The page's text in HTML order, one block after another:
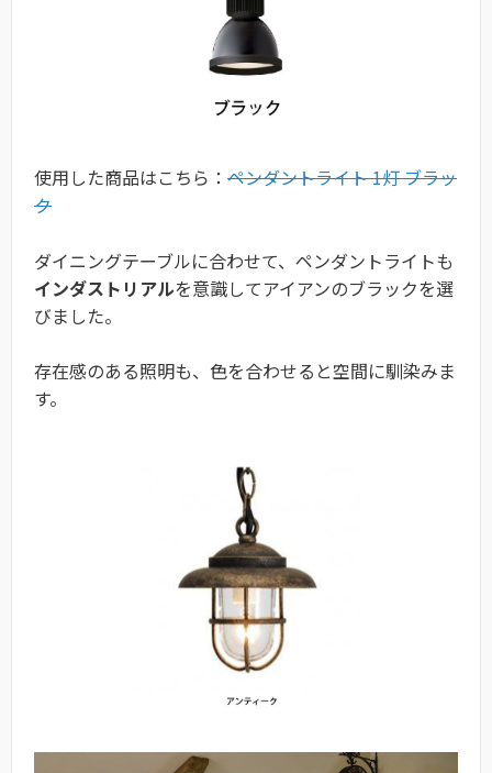
使用した商品はこちら： ペンダントライト 1灯 ブラッ
ク
ダイニングテーブルに合わせて、ペンダントライトも
インダストリアルを意識してアイアンのブラックを選
びました。
存在感のある照明も、色を合わせると空間に馴染みま
す。